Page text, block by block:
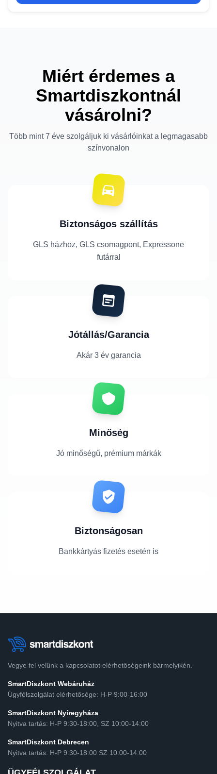
Miért érdemes a
Smartdiszkontnál
vásárolni?
Több mint 7 éve szolgáljuk ki vásárlóinkat a legmagasabb
színvonalon
Biztonságos szállítás
GLS házhoz, GLS csomagpont, Expressone
futárral
Jótállás/Garancia
Akár 3 év garancia
Minőség
Jó minőségű, prémium márkák
Biztonságosan
Bankkártyás fizetés esetén is
Vegye fel velünk a kapcsolatot elérhetőségeink bármelyikén.
SmartDiszkont Webáruház
Ügyfélszolgálat elérhetősége: H-P 9:00-16:00
SmartDiszkont Nyíregyháza
Nyitva tartás: H-P 9:30-18:00, SZ 10:00-14:00
SmartDiszkont Debrecen
Nyitva tartás: H-P 9:30-18:00 SZ 10:00-14:00